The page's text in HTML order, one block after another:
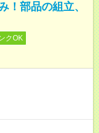
！部品の組立、
クOK